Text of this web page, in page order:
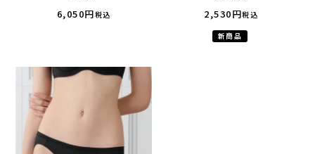
6,050
税込
2,530
税込
新商品